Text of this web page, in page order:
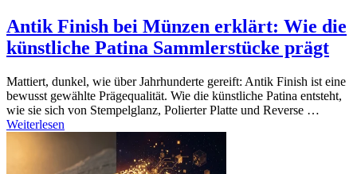
Antik Finish bei Münzen erklärt: Wie die
künstliche Patina Sammlerstücke prägt
Mattiert, dunkel, wie über Jahrhunderte gereift: Antik Finish ist eine
bewusst gewählte Prägequalität. Wie die künstliche Patina entsteht,
wie sie sich von Stempelglanz, Polierter Platte und Reverse …
Weiterlesen